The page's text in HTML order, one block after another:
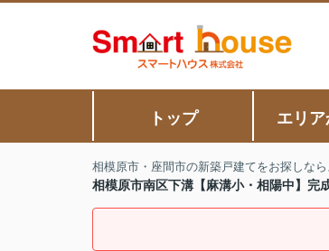
トップ エリ
相模原市・座間市の新築戸建てをお探しな
相模原市南区下溝【麻溝小・相陽中】完